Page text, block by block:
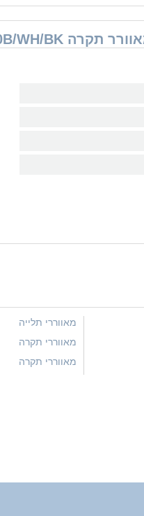
מאווררי תלייה
מאווררי תקרה
מאווררי תקרה